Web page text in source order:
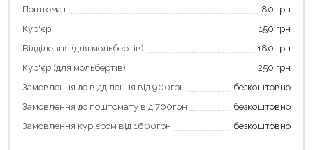
Поштомат
80 грн
Кур'єр
150 грн
Відділення (для мольбертів)
180 грн
Кур'єр (для мольбертів)
250 грн
Замовлення до відділення від 900грн
безкоштовно
Замовлення до поштомату від 700грн
безкоштовно
Замовлення кур'єром від 1600грн
безкоштовно